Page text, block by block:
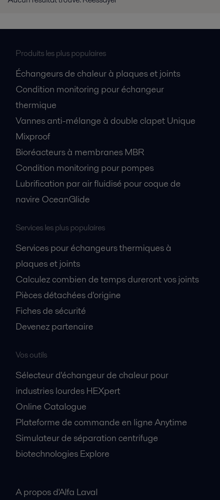
Produits les plus populaires
Échangeurs de chaleur à plaques et joints
Condition monitoring pour échangeur
thermique
Vannes anti-mélange à double clapet Unique
Mixproof
Bioréacteurs à membranes MBR
Condition monitoring pour pompes
Lubrification par air fluidisé pour coque de
navire OceanGlide
Services les plus populaires
Services pour échangeurs thermiques à
plaques et joints
Calculez combien de temps dureront vos joints
Pièces détachées d'origine
Fiches de sécurité
Devenez partenaire
Vos outils
Sélecteur d'échangeur de chaleur pour
industries lourdes HEXpert
Online Catalogue
Plateforme de commande en ligne Anytime
Simulateur de séparation centrifuge
biotechnologies Explore
A propos d'Alfa Laval